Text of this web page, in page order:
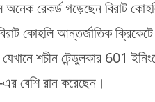
অনেক রেকর্ড গড়েছেন বিরাট
কোহলি আন্তর্জাতিক
শচীন টেন্ডুলকার 601
বেশি রান করেছেন।